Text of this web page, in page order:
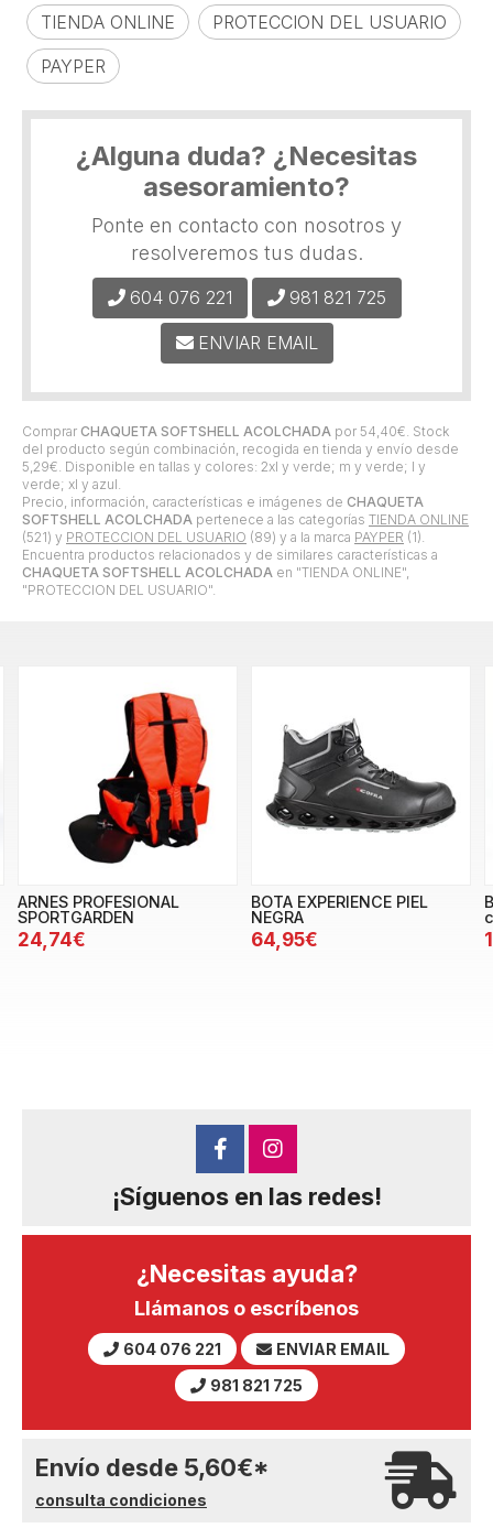
Comprar CHAQUETA SOFTSHELL ACOLCHADA por 54,40€ . Stock
del producto según combinación, recogida en tienda y envío desde
5,29€ . Disponible en tallas y colores: 2xl y verde; m y verde; l y
verde; xl y azul.
Precio, información, características e imágenes de CHAQUETA
SOFTSHELL ACOLCHADA pertenece a las categorías TIENDA ONLINE
(521) y PROTECCION DEL USUARIO (89) y a la marca PAYPER (1).
Encuentra productos relacionados y de similares características a
CHAQUETA SOFTSHELL ACOLCHADA en "TIENDA ONLINE",
"PROTECCION DEL USUARIO".
TIENDA ONLINE
PROTECCION DEL USUARIO
PAYPER
¿Alguna duda? ¿Necesitas
asesoramiento?
Ponte en contacto con nosotros y
resolveremos tus dudas.
604 076 221 981 821 725
ENVIAR EMAIL
ARNES PROFESIONAL
SPORTGARDEN
24,74€
BOTA EXPERIENCE PIEL
NEGRA
64,95€
¡Síguenos en las redes!
¿Necesitas ayuda?
Llámanos o escríbenos
604 076 221
ENVIAR EMAIL
981 821 725
Envío desde 5,60€*
consulta condiciones